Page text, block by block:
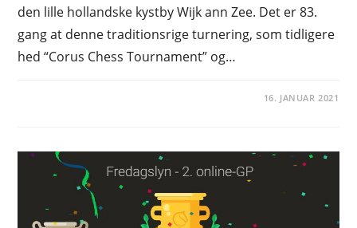
den lille hollandske kystby Wijk ann Zee. Det er 83.
gang at denne traditionsrige turnering, som tidligere
hed “Corus Chess Tournament” og…
16. JANUAR 2021